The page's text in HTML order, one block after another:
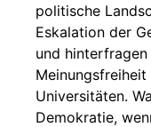
politische
Eskalation der
und
Universitäten.
Demokratie,